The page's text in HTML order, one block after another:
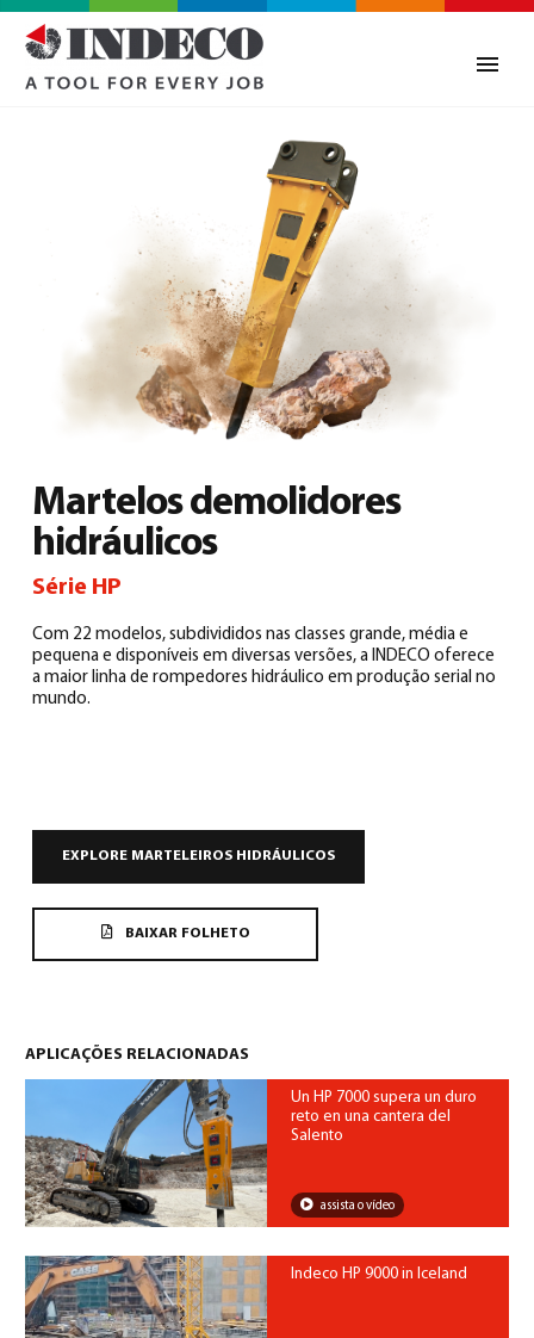
0
Martelos demolidores
hidráulicos
Série HP
Com 22 modelos, subdivididos nas classes grande, média e
pequena e disponíveis em diversas versões, a INDECO oferece
a maior linha de rompedores hidráulico em produção serial no
mundo.
EXPLORE MARTELEIROS HIDRÁULICOS
BAIXAR FOLHETO
APLICAÇÕES RELACIONADAS
Un HP 7000 supera un duro
reto en una cantera del
Salento
assista o vídeo
Indeco HP 9000 in Iceland